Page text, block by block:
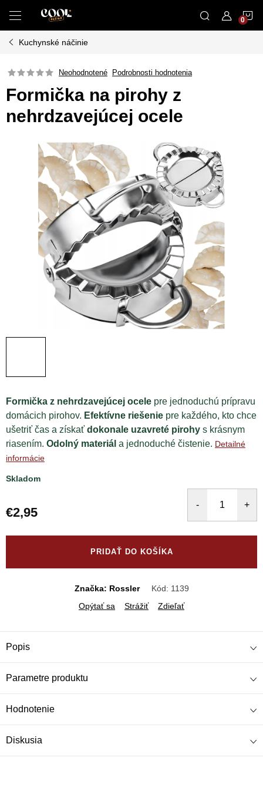
obsah
Kuchynské náčinie
Neohodnotené Podrobnosti hodnotenia
Formička na pirohy z
nehrdzavejúcej ocele
Formička z nehrdzavejúcej ocele pre jednoduchú prípravu
domácich pirohov. Efektívne riešenie pre každého, kto chce
ušetriť čas a získať dokonale uzavreté pirohy s krásnym
riasením. Odolný materiál a jednoduché čistenie. Detailné
informácie
Skladom
€2,95
PRIDAŤ DO KOŠÍKA
Značka: Rossler Kód: 1139
Opýtať sa
Strážiť Zdieľať
Popis
Parametre produktu
Hodnotenie
Diskusia